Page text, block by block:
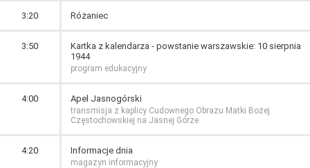
3:20 Różaniec
3:50
Kartka z kalendarza - powstanie warszawskie: 10 sierpnia
1944
program edukacyjny
4:00 Apel Jasnogórski
transmisja z kaplicy Cudownego Obrazu Matki Bożej
Częstochowskiej na Jasnej Górze
4:20 Informacje dnia
magazyn informacyjny